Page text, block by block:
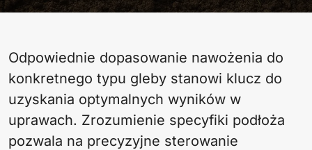
Odpowiednie dopasowanie nawożenia do
konkretnego typu gleby stanowi klucz do
uzyskania optymalnych wyników w
uprawach. Zrozumienie specyfiki podłoża
pozwala na precyzyjne sterowanie